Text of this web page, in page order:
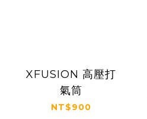
XFUSION 高壓打
氣筒
NT$900